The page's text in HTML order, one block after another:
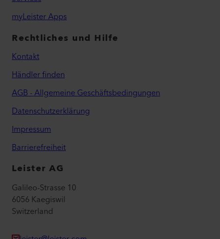
myLeister Apps
Rechtliches und Hilfe
Kontakt
Händler finden
AGB - Allgemeine Geschäftsbedingungen
Datenschutzerklärung
Impressum
Barrierefreiheit
Leister AG
Galileo-Strasse 10
6056 Kaegiswil
Switzerland